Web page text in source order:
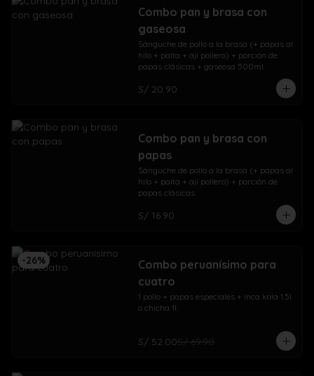
Combo pan y brasa con
gaseosa
Sánguche de pollo a la brasa (+ papas al
hilo + palta + ají pollero) + porción de
papas clásicas + gaseosa 500ml.
S/ 20.90
Combo pan y brasa con
papas
Sánguche de pollo a la brasa (+ papas al
hilo + palta + ají pollero) + porción de
papas clásicas.
S/ 16.90
-26%
Combo peruanísimo para
cuatro
1 pollo + papas especiales + inca kola 1.5l
o chicha 1l.
S/ 52.00S/ 69.90